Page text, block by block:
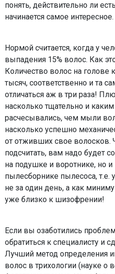
понять, действительно ли
начинается самое интересное.
Нормой считается, когда у
выпадения 15% волос. Как
Количество волос на голове
тысяч, соответственно и та
отличаться аж в три раза!
насколько тщательно и
расчесывались, чем мыли
насколько успешно
от отживших свое волосков.
подсчитать, вам надо будет
на подушке и воротнике, но
пылесборнике пылесоса, т.е.
не за один день, а как
уже близко к шизофрении!
Если вы озаботились
обратиться к специалисту и
Лучший метод определения
волос в трихологии (науке о